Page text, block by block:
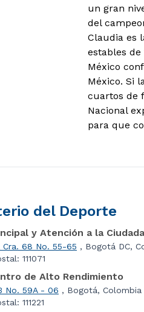
un gran
del
Claudia es
estables
México
México. Si
cuartos de
Nacional
para que
del Deporte
y Atención a la
Cra. 68 No. 55-65 , Bogotá DC,
111071
de Alto Rendimiento
No. 59A - 06 , Bogotá, Colombia
111221